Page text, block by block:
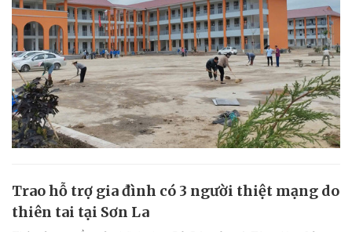
Trao hỗ trợ gia đình có 3 người thiệt mạng do
thiên tai tại Sơn La